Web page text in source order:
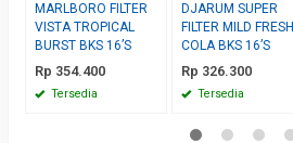
MARLBORO FILTER
VISTA TROPICAL
BURST BKS 16’S
Rp 354.400
Tersedia
DJARUM SUPER
FILTER MILD FRESH
COLA BKS 16’S
Rp 326.300
Tersedia